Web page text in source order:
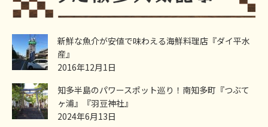
新鮮な魚介が安値で味わえる海鮮料理店『ダイ平水
産』
2016年12月1日
知多半島のパワースポット巡り！南知多町『つぶて
ヶ浦』『羽豆神社』
2024年6月13日